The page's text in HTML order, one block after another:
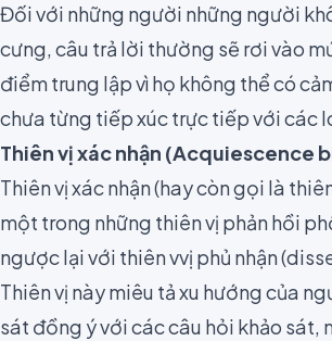
Đối với những người những người
cưng, câu trả lời thường sẽ rơi vào
điểm trung lập vì họ không thể có
chưa từng tiếp xúc trực tiếp với các
Thiên vị xác nhận (Acquiescence
Thiên vị xác nhận(hay còn gọi là
một trong những thiên vị phản hồi
ngược lại với thiên vvị phủ nhận
Thiên vị này miêu tả xu hướng của
sát đồng ý với các câu hỏi khảo sát,